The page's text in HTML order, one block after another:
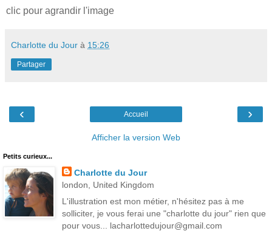
clic pour agrandir l'image
Charlotte du Jour à 15:26
Partager
‹ ›
Accueil
Afficher la version Web
Petits curieux...
Charlotte du Jour
london, United Kingdom
L'illustration est mon métier, n'hésitez pas à me
solliciter, je vous ferai une "charlotte du jour" rien que
pour vous... lacharlottedujour@gmail.com